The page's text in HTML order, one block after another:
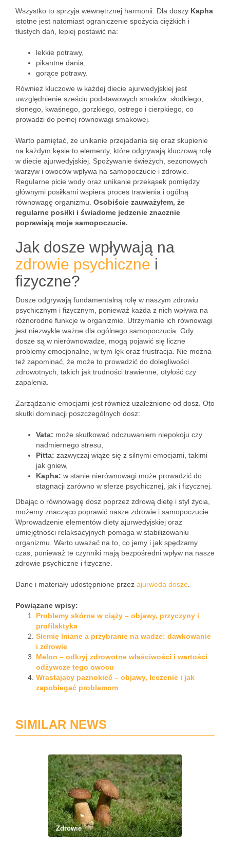
Wszystko to sprzyja wewnętrznej harmonii. Dla doszy Kapha
istotne jest natomiast ograniczenie spożycia ciężkich i
tłustych dań, lepiej postawić na:
lekkie potrawy,
pikantne dania,
gorące potrawy.
Również kluczowe w każdej diecie ajurwedyjskiej jest
uwzględnienie sześciu podstawowych smaków: słodkiego,
słonego, kwaśnego, gorzkiego, ostrego i cierpkiego, co
prowadzi do pełnej równowagi smakowej.
Warto pamiętać, że unikanie przejadania się oraz skupienie
na każdym kęsie to elementy, które odgrywają kluczową rolę
w diecie ajurwedyjskiej. Spożywanie świeżych, sezonowych
warzyw i owoców wpływa na samopoczucie i zdrowie.
Regularne picie wody oraz unikanie przekąsek pomiędzy
głównymi posiłkami wspiera proces trawienia i ogólną
równowagę organizmu. Osobiście zauważyłem, że
regularne posiłki i świadome jedzenie znacznie
poprawiają moje samopoczucie.
Jak dosze wpływają na
zdrowie psychiczne i
fizyczne?
Dosze odgrywają fundamentalną rolę w naszym zdrowiu
psychicznym i fizycznym, ponieważ każda z nich wpływa na
różnorodne funkcje w organizmie. Utrzymanie ich równowagi
jest niezwykle ważne dla ogólnego samopoczucia. Gdy
dosze są w nierównowadze, mogą pojawić się liczne
problemy emocjonalne, w tym lęk oraz frustracja. Nie można
też zapominać, że może to prowadzić do dolegliwości
zdrowotnych, takich jak trudności trawienne, otyłość czy
zapalenia.
Zarządzanie emocjami jest również uzależnione od dosz. Oto
skutki dominacji poszczególnych dosz:
Vata: może skutkować odczuwaniem niepokoju czy
nadmiernego stresu,
Pitta: zazwyczaj wiąże się z silnymi emocjami, takimi
jak gniew,
Kapha: w stanie nierównowagi może prowadzić do
stagnacji zarówno w sferze psychicznej, jak i fizycznej.
Dbając o równowagę dosz poprzez zdrową dietę i styl życia,
możemy znacząco poprawić nasze zdrowie i samopoczucie.
Wprowadzenie elementów diety ajurwedyjskiej oraz
umiejętności relaksacyjnych pomaga w stabilizowaniu
organizmu. Warto uważać na to, co jemy i jak spędzamy
czas, ponieważ te czynniki mają bezpośredni wpływ na nasze
zdrowie psychiczne i fizyczne.
Dane i materiały udostępnione przez ajurweda dosze
Powiązane wpisy:
Problemy skórne w ciąży – objawy, przyczyny i
profilaktyka
Siemię lniane a przybranie na wadze: dawkowanie
i zdrowie
Melon – odkryj zdrowotne właściwości i wartości
odżywcze tego owocu
Wrastający paznokieć – objawy, leczenie i jak
zapobiegać problemom
SIMILAR NEWS
Zdrowie